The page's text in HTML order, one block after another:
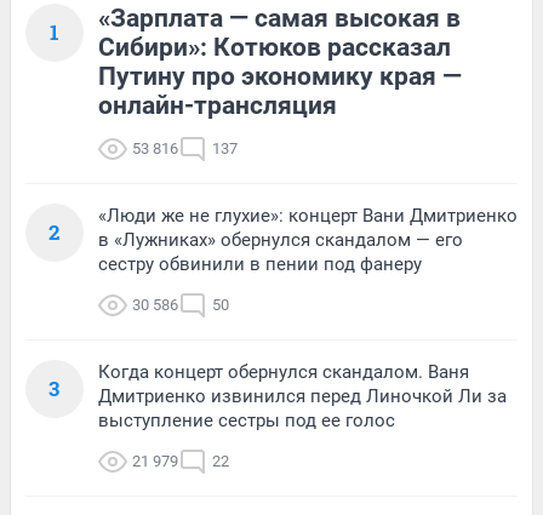
1
«Зарплата — самая высокая в
Сибири»: Котюков рассказал
Путину про экономику края —
онлайн-трансляция
53 816 137
2
«Люди же не глухие»: концерт Вани Дмитриенко
в «Лужниках» обернулся скандалом — его
сестру обвинили в пении под фанеру
30 586 50
3
Когда концерт обернулся скандалом. Ваня
Дмитриенко извинился перед Линочкой Ли за
выступление сестры под ее голос
21 979 22